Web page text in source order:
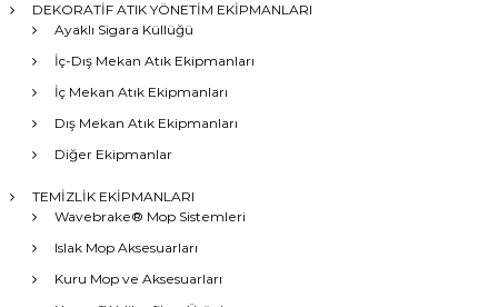
DEKORATİF ATIK YÖNETİM EKİPMANLARI
Ayaklı Sigara Küllüğü
İç-Dış Mekan Atık Ekipmanları
İç Mekan Atık Ekipmanları
Dış Mekan Atık Ekipmanları
Diğer Ekipmanlar
TEMİZLİK EKİPMANLARI
Wavebrake® Mop Sistemleri
Islak Mop Aksesuarları
Kuru Mop ve Aksesuarları